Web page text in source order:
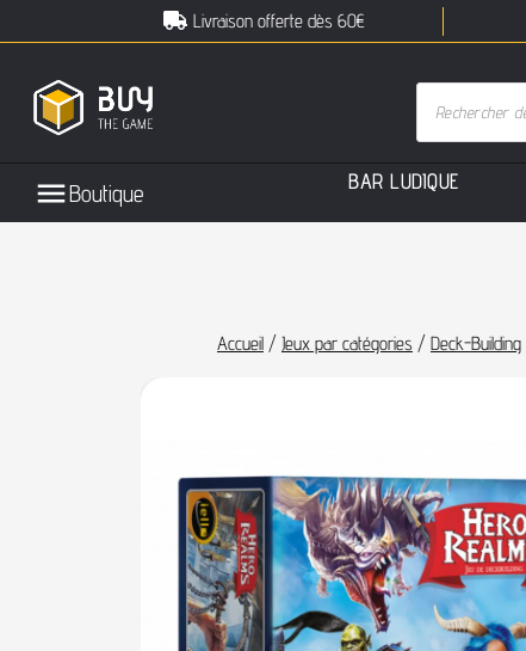
Livraison offerte dès 60€
Boutique BAR LUDIQUE
Accueil / Jeux par catégories / Deck-Building